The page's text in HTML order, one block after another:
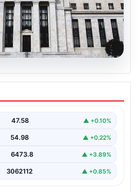
tuttu
Bankası Faiz Oranını Sabit Tutmaya
47.58 ▲ +0.10%
54.98 ▲ +0.22%
6473.8 ▲ +3.89%
3062112 ▲ +0.85%